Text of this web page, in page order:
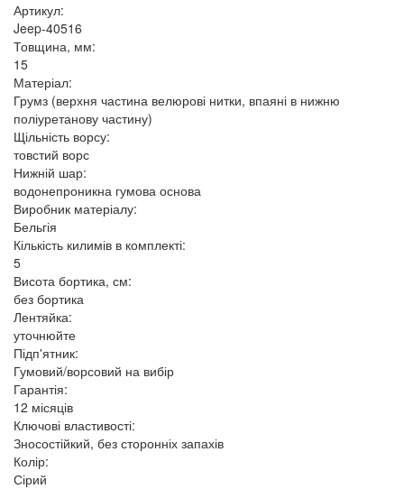
Артикул:
Jeep-40516
Товщина, мм:
15
Матеріал:
Грумз (верхня частина велюрові нитки, впаяні в нижню
поліуретанову частину)
Щільність ворсу:
товстий ворс
Нижній шар:
водонепроникна гумова основа
Виробник матеріалу:
Бельгія
Кількість килимів в комплекті:
5
Висота бортика, см:
без бортика
Лентяйка:
уточнюйте
Підп'ятник:
Гумовий/ворсовий на вибір
Гарантія:
12 місяців
Ключові властивості:
Зносостійкий, без сторонніх запахів
Колір:
Сірий